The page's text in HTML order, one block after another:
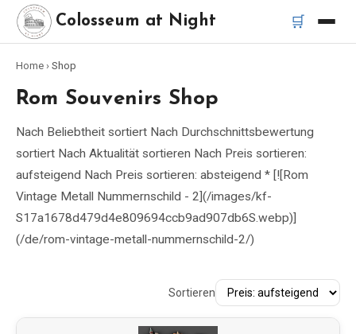
Colosseum at Night 🛒
Startseite
Home › Shop
Rom Souvenirs Shop
Nach Beliebtheit sortiert Nach Durchschnittsbewertung
sortiert Nach Aktualität sortieren Nach Preis sortieren:
aufsteigend Nach Preis sortieren: absteigend * [![Rom
Vintage Metall Nummernschild - 2](/images/kf-
S17a1678d479d4e809694ccb9ad907db6S.webp)]
(/de/rom-vintage-metall-nummernschild-2/)
Sortieren